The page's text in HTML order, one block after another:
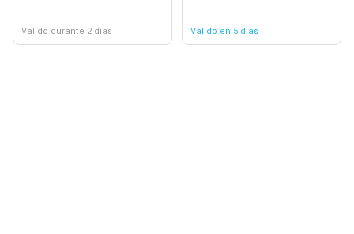
Válido durante 2 días Válido en 5 días